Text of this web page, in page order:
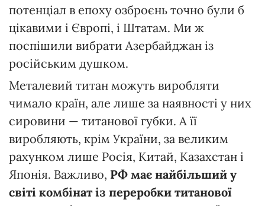
потенціал в епоху озброєнь точно були б
цікавими і Європі, і Штатам. Ми ж
поспішили вибрати Азербайджан із
російським душком.
Металевий титан можуть виробляти
чимало країн, але лише за наявності у них
сировини — титанової губки. А її
виробляють, крім України, за великим
рахунком лише Росія, Китай, Казахстан і
Японія. Важливо, РФ має найбільший у
світі комбінат із переробки титанової